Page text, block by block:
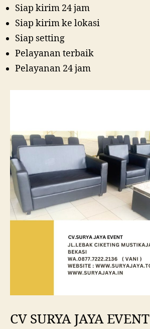
Siap kirim 24 jam
Siap kirim ke lokasi
Siap setting
Pelayanan terbaik
Pelayanan 24 jam
CV SURYA JAYA